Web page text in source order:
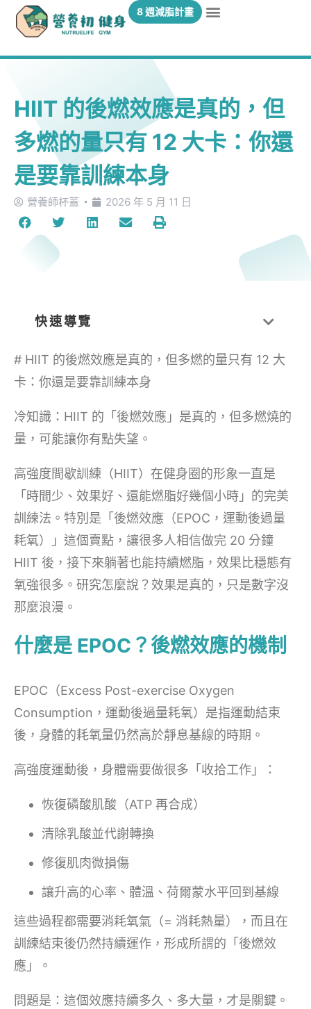
8 週減脂計畫
HIIT 的後燃效應是真的，但
多燃的量只有 12 大卡：你還
是要靠訓練本身
營養師杯蓋 2026 年 5 月 11 日
快速導覽
# HIIT 的後燃效應是真的，但多燃的量只有 12 大
卡：你還是要靠訓練本身
冷知識：HIIT 的「後燃效應」是真的，但多燃燒的
量，可能讓你有點失望。
高強度間歇訓練（HIIT）在健身圈的形象一直是
「時間少、效果好、還能燃脂好幾個小時」的完美
訓練法。特別是「後燃效應（EPOC，運動後過量
耗氧）」這個賣點，讓很多人相信做完 20 分鐘
HIIT 後，接下來躺著也能持續燃脂，效果比穩態有
氧強很多。研究怎麼說？效果是真的，只是數字沒
那麼浪漫。
什麼是 EPOC？後燃效應的機制
EPOC（Excess Post-exercise Oxygen
Consumption，運動後過量耗氧）是指運動結束
後，身體的耗氧量仍然高於靜息基線的時期。
高強度運動後，身體需要做很多「收拾工作」：
恢復磷酸肌酸（ATP 再合成）
清除乳酸並代謝轉換
修復肌肉微損傷
讓升高的心率、體溫、荷爾蒙水平回到基線
這些過程都需要消耗氧氣（= 消耗熱量），而且在
訓練結束後仍然持續運作，形成所謂的「後燃效
應」。
問題是：這個效應持續多久、多大量，才是關鍵。